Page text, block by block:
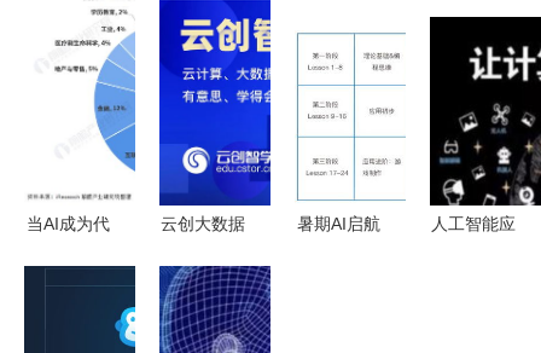
产品发展趋
势与软件开
发市场机遇
瞻 AI浪潮
下的软件生
态全面智能
程语言 探
索未来智能
开发的强大
力量与应用
实践
析 高等教
育中人工智
能应用软件
开发的创新
实践
当AI成为代
云创大数据
工智能计算
中心，共筑
暑期AI启航
人工智能应